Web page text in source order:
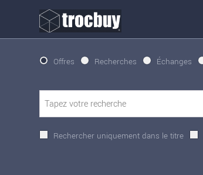
Offres Recherches Échanges
Rechercher uniquement dans le titre